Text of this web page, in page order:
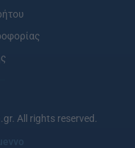
All rights reserved.